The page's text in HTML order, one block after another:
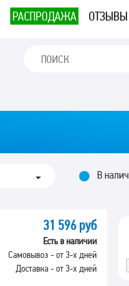
РАСПРОДАЖА ОТЗЫВЫ
В
31 596 руб
Есть в наличии
Самовывоз - от 3-х дней
Доставка - от 3-х дней